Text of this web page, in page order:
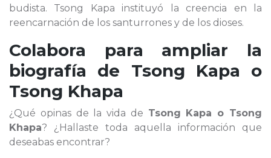
budista. Tsong Kapa instituyó la creencia en la
reencarnación de los santurrones y de los dioses.
Colabora para ampliar la
biografía de Tsong Kapa o
Tsong Khapa
¿Qué opinas de la vida de Tsong Kapa o Tsong
Khapa? ¿Hallaste toda aquella información que
deseabas encontrar?